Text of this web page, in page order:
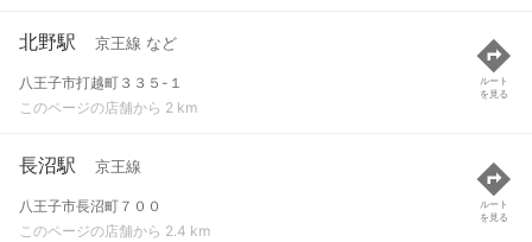
北野駅 京王線 など
八王子市打越町３３５-１
このページの店舗から 2 km
ルート
を見る
長沼駅 京王線
八王子市長沼町７００
このページの店舗から 2.4 km
ルート
を見る